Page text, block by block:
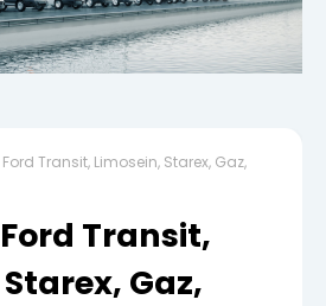
Transit, Limosein, Starex, Gaz,
Transit,
Gaz,